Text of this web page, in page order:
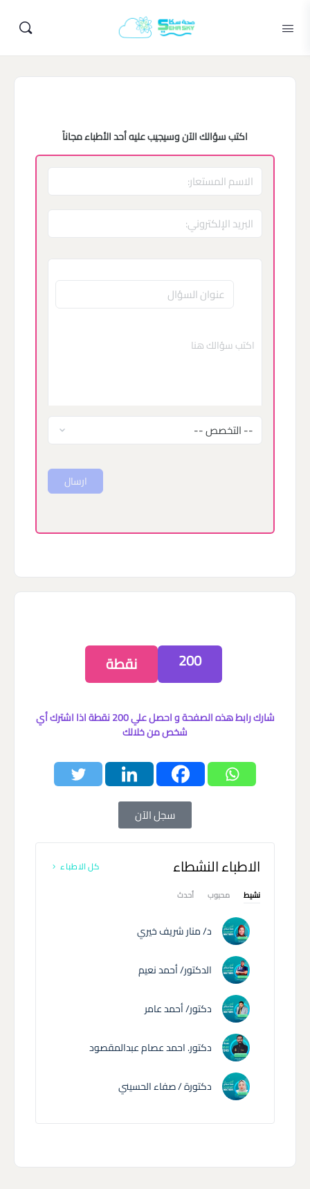
اكتب سؤالك الآن وسيجيب عليه أحد الأطباء مجاناً
ارسال
200 نقطة
شارك رابط هذه الصفحة و احصل علي 200 نقطة اذا اشترك أي
شخص من خلالك
سجل الآن
الاطباء النشطاء كل الاطباء
نشيط محبوب أحدث
د/ منار شريف خيري
الدكتور/ أحمد نعيم
دكتور/ أحمد عامر
دكتور. احمد عصام عبدالمقصود
دكتورة / صفاء الحسيني